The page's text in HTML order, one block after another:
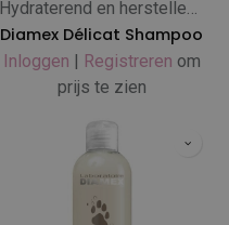
Hydraterend en herstellend
Diamex Délicat Shampoo
Inloggen | Registreren om
prijs te zien